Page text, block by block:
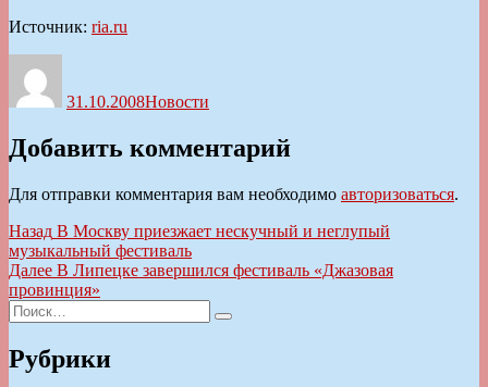
Источник: ria.ru
31.10.2008Новости
Добавить комментарий
Для отправки комментария вам необходимо авторизоваться.
Навигация
по
записям
Назад Предыдущая
запись:
В Москву приезжает нескучный и неглупый
музыкальный фестиваль
Далее Следующая
запись:
В Липецке завершился фестиваль «Джазовая
провинция»
Искать:
Поиск
Рубрики